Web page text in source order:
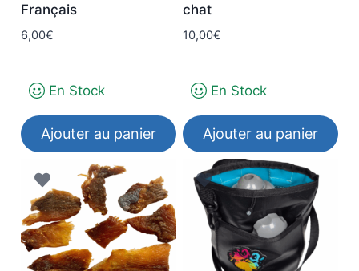
choisies
la
du
produit
Français
6,00€
En Stock
Ajouter au panier
chat
10,00€
En Stock
Ajouter au panier